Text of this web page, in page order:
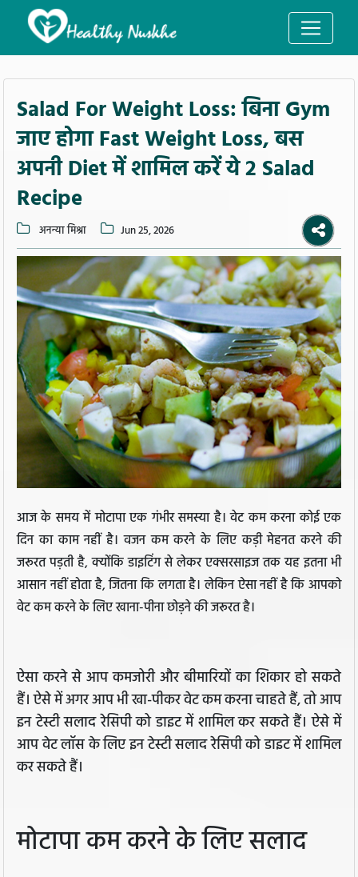
Salad For Weight Loss: बिना Gym
जाए होगा Fast Weight Loss, बस
अपनी Diet में शामिल करें ये 2 Salad
Recipe
अनन्या मिश्रा Jun 25, 2026
आज के समय में मोटापा एक गंभीर समस्या है। वेट कम करना कोई एक
दिन का काम नहीं है। वजन कम करने के लिए कड़ी मेहनत करने की
जरूरत पड़ती है, क्योंकि डाइटिंग से लेकर एक्सरसाइज तक यह इतना भी
आसान नहीं होता है, जितना कि लगता है। लेकिन ऐसा नहीं है कि आपको
वेट कम करने के लिए खाना-पीना छोड़ने की जरूरत है।
ऐसा करने से आप कमजोरी और बीमारियों का शिकार हो सकते
हैं। ऐसे में अगर आप भी खा-पीकर वेट कम करना चाहते हैं, तो आप
इन टेस्टी सलाद रेसिपी को डाइट में शामिल कर सकते हैं। ऐसे में
आप वेट लॉस के लिए इन टेस्टी सलाद रेसिपी को डाइट में शामिल
कर सकते हैं।
मोटापा कम करने के लिए सलाद